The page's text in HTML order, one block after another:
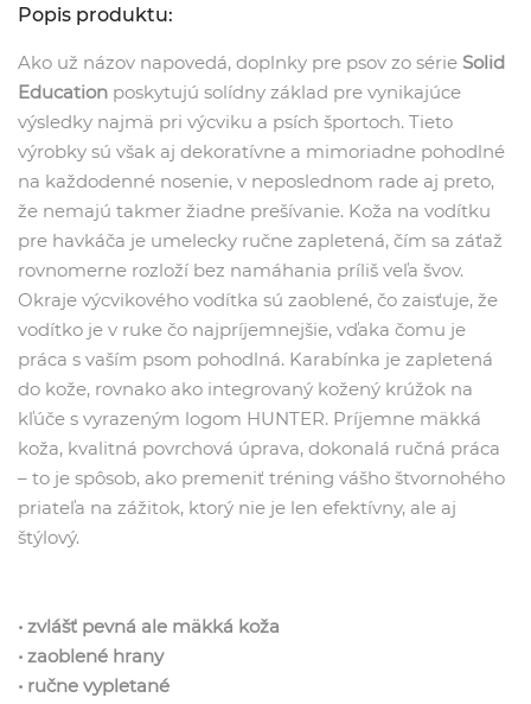
Popis produktu:
Ako už názov napovedá, doplnky pre psov zo série Solid
Education poskytujú solídny základ pre vynikajúce
výsledky najmä pri výcviku a psích športoch. Tieto
výrobky sú však aj dekoratívne a mimoriadne pohodlné
na každodenné nosenie, v neposlednom rade aj preto,
že nemajú takmer žiadne prešívanie. Koža na vodítku
pre havkáča je umelecky ručne zapletená, čím sa záťaž
rovnomerne rozloží bez namáhania príliš veľa švov.
Okraje výcvikového vodítka sú zaoblené, čo zaisťuje, že
vodítko je v ruke čo najpríjemnejšie, vďaka čomu je
práca s vaším psom pohodlná. Karabínka je zapletená
do kože, rovnako ako integrovaný kožený krúžok na
kľúče s vyrazeným logom HUNTER. Príjemne mäkká
koža, kvalitná povrchová úprava, dokonalá ručná práca
– to je spôsob, ako premeniť tréning vášho štvornohého
priateľa na zážitok, ktorý nie je len efektívny, ale aj
štýlový.
• zvlášť pevná ale mäkká koža
• zaoblené hrany
• ručne vypletané